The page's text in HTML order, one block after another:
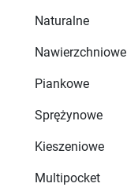
Naturalne
Nawierzchniowe
Piankowe
Sprężynowe
Kieszeniowe
Multipocket